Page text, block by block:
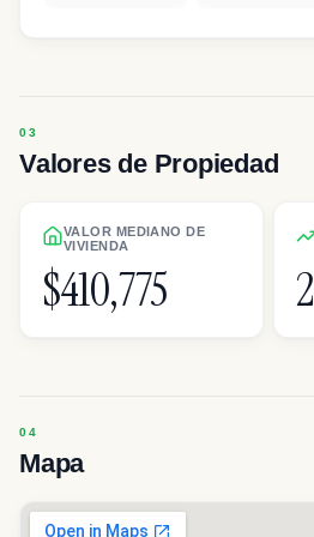
Valores de Propiedad
VALOR MEDIANO DE
VIVIENDA
$410,775
Mapa